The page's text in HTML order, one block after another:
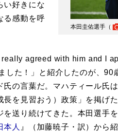
本田圭佑選手（
い好きにな
る感動を呼
agreed with him and I
た！」と紹介したのが、90
の言葉だ。マハティール氏
を見習おう）政策」を掲げ
送り続けてきた。本田選手
本人 』（加藤暁子・訳）から